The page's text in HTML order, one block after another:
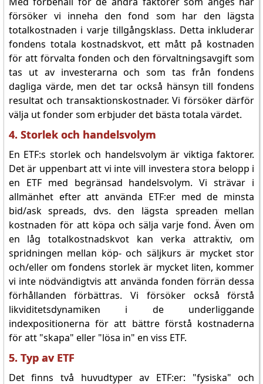
försöker vi inneha den fond som har den lägsta
totalkostnaden i varje tillgångsklass. Detta inkluderar
fondens totala kostnadskvot, ett mått på kostnaden
för att förvalta fonden och den förvaltningsavgift som
tas ut av investerarna och som tas från fondens
dagliga värde, men det tar också hänsyn till fondens
resultat och transaktionskostnader. Vi försöker därför
välja ut fonder som erbjuder det bästa totala värdet.
4. Storlek och handelsvolym
En ETF:s storlek och handelsvolym är viktiga faktorer.
Det är uppenbart att vi inte vill investera stora belopp i
en ETF med begränsad handelsvolym. Vi strävar i
allmänhet efter att använda ETF:er med de minsta
bid/ask spreads, dvs. den lägsta spreaden mellan
kostnaden för att köpa och sälja varje fond. Även om
en låg totalkostnadskvot kan verka attraktiv, om
spridningen mellan köp- och säljkurs är mycket stor
och/eller om fondens storlek är mycket liten, kommer
vi inte nödvändigtvis att använda fonden förrän dessa
förhållanden förbättras. Vi försöker också förstå
likviditetsdynamiken i de underliggande
indexpositionerna för att bättre förstå kostnaderna
för att "skapa" eller "lösa in" en viss ETF.
5. Typ av ETF
Det finns två huvudtyper av ETF:er: "fysiska" och